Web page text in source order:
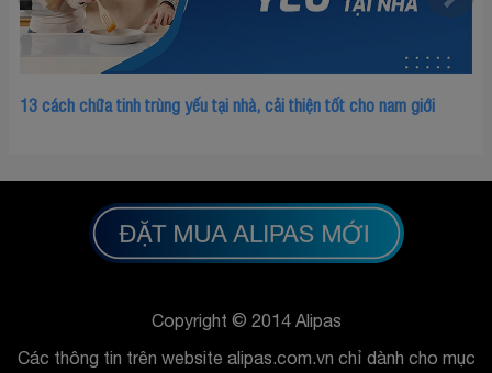
cách chữa tinh trùng yếu tại nhà, cải thiện tốt cho nam giới
Copyright © 2014 Alipas
Các thông tin trên website alipas.com.vn chỉ dành cho mục